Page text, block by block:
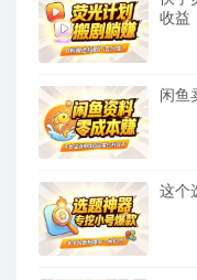
收益
闲鱼
这个